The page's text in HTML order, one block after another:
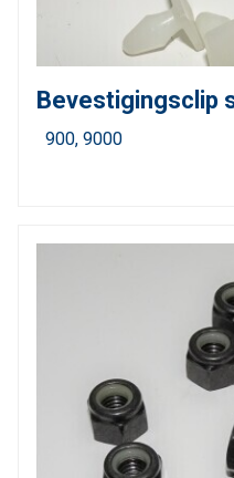
Bevestigingsclip
900 9000